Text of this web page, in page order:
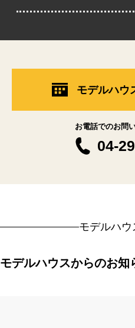
モデルハウ
お電話でのお問
04-
モデルハウ
モデルハウスからのお知